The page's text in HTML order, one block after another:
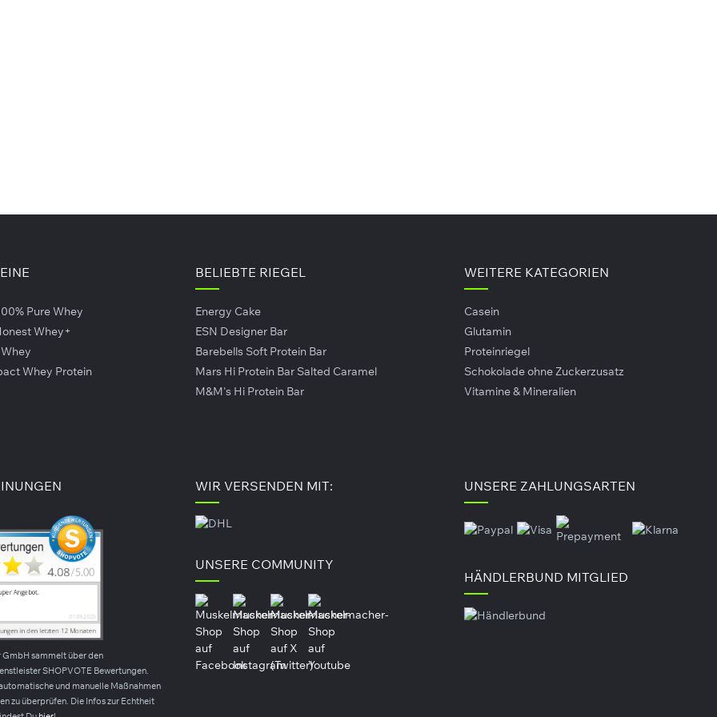
und enthält ca. 0,6 ml
bitt erst anschließen erhitzen. Vor dem Gebrauch bitte gut schütteln.
unzugänglich lagern. Das Kochspray keinesfalls auf offnes Feuer oder stark erhitze Pfannen sprühen.
Kräuteraroma.
Pure Whey
Whey+
Whey Protein
BELIEBTE RIEGEL
Energy Cake
ESN Designer Bar
Barebells Soft Protein Bar
Mars Hi Protein Bar Salted Caramel
M&M's Hi Protein Bar
WEITERE KATEGORIEN
Casein
Glutamin
Proteinriegel
Schokolade ohne Zuckerzusatz
Vitamine & Mineralien
GmbH sammelt über den
SHOPVOTE Bewertungen.
und manuelle Maßnahmen
zu überprüfen. Die Infos zur Echtheit
WIR VERSENDEN MIT:
UNSERE COMMUNITY
UNSERE ZAHLUNGSARTEN
HÄNDLERBUND MITGLIED